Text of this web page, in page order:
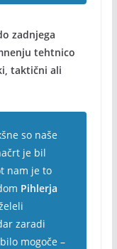
zadnjega
tehtnico
taktični ali
so naše
je bil
nam je to
Pihlerja
zaradi
mogoče –